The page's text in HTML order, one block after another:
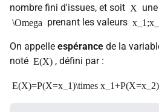
nombre fini d'issues, et soit X
\Omega prenant les valeurs
On appelle espérance de la
noté E(X) , défini par :
E(X)=P(X=x_1)\times